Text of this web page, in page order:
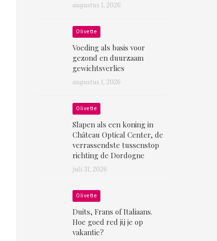
augustus 1, 2026
Olivette
Voeding als basis voor
gezond en duurzaam
gewichtsverlies
augustus 1, 2026
Olivette
Slapen als een koning in
Château Optical Center, de
verrassendste tussenstop
richting de Dordogne
juli 31, 2026
Olivette
Duits, Frans of Italiaans.
Hoe goed red jij je op
vakantie?